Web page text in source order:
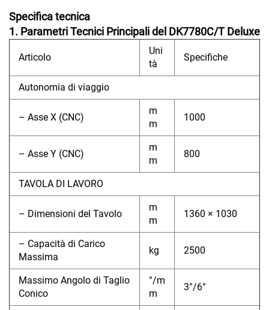
Specifica tecnica
1. Parametri Tecnici Principali del DK7780C/T Deluxe
Articolo
Uni
tà
Specifiche
Autonomia di viaggio
– Asse X (CNC)
m
m
1000
– Asse Y (CNC)
m
m
800
TAVOLA DI LAVORO
– Dimensioni del Tavolo
m
m
1360 × 1030
– Capacità di Carico
Massima
kg 2500
Massimo Angolo di Taglio
Conico
°/m
m
3°/6°